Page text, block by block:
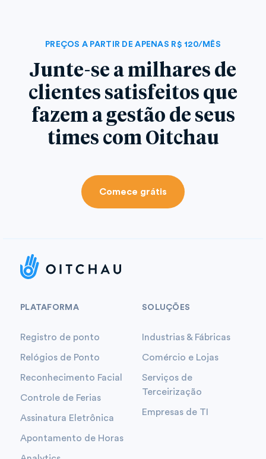
PREÇOS A PARTIR DE APENAS R$ 120/MÊS
Junte-se a milhares de
clientes satisfeitos que
fazem a gestão de seus
times com Oitchau
Comece grátis
PLATAFORMA
Registro de ponto
Relógios de Ponto
Reconhecimento Facial
Controle de Ferias
Assinatura Eletrônica
Apontamento de Horas
SOLUÇÕES
Industrias & Fábricas
Comércio e Lojas
Serviços de
Terceirização
Empresas de TI